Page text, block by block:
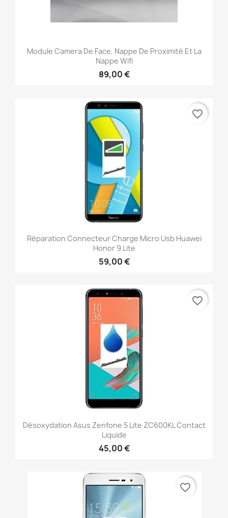
Module Camera De Face, Nappe De Proximité Et La
Nappe Wifi
89,00 €
Réparation Connecteur Charge Micro Usb Huawei
Honor 9 Lite
59,00 €
favorite_border
Désoxydation Asus Zenfone 5 Lite ZC600KL Contact
Liquide
45,00 €
favorite_border
favorite_border